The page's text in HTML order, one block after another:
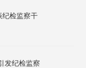
纪检监察干
发纪检监察